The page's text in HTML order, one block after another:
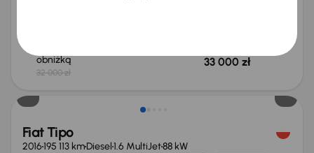
obniżką
32 000 zł
33 000 zł
Świeżo skupione
Fiat Tipo
2016195 113 kmDiesel1.6 MultiJet88 kW